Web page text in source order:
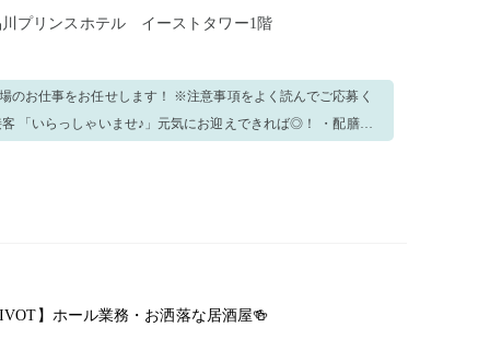
川プリンスホテル イーストタワー1階
のお仕事をお任せします！ ※注意事項をよく読んでご応募く
】ホール業務・お洒落な居酒屋🍻